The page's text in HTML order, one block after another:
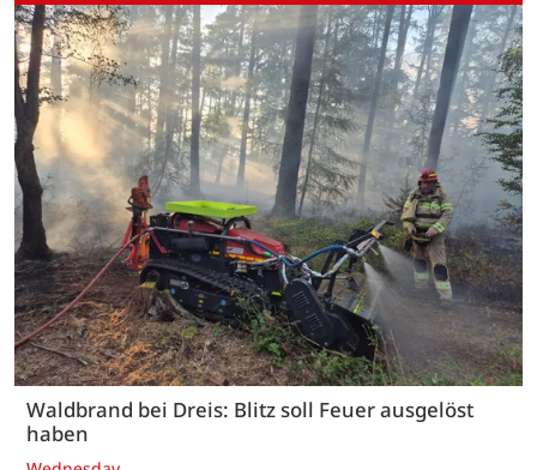
Waldbrand bei Dreis: Blitz soll Feuer ausgelöst
haben